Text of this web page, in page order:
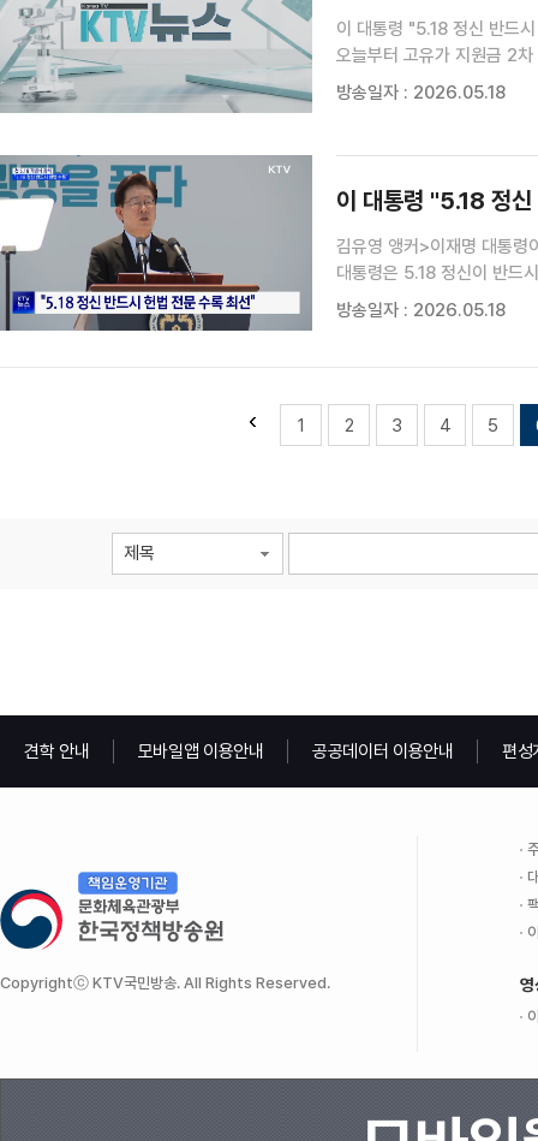
이 대통령 "5.18 정신 반드
오늘부터 고유가 지원금 2차
평화 협력" / 군, 봄철 산불
방송일자 : 2026.05.18
이 대통령 "5.18 정
김유영 앵커>이재명 대통령
대통령은 5.18 정신이 반드
기자입니다.문기혁 기자>
방송일자 : 2026.05.18
1 2 3 4 5
제목
견학 안내 모바일앱 이용안내 공공데이터 이용안내 편성
Copyrightⓒ KTV국민방송. All Rights Reserved. 영